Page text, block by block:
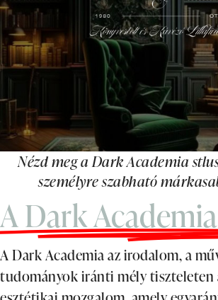
Nézd meg a Dark Academia
személyre szabható
A Dark
A Dark Academia az irodalom, a
tudományok iránti mély tiszteleten